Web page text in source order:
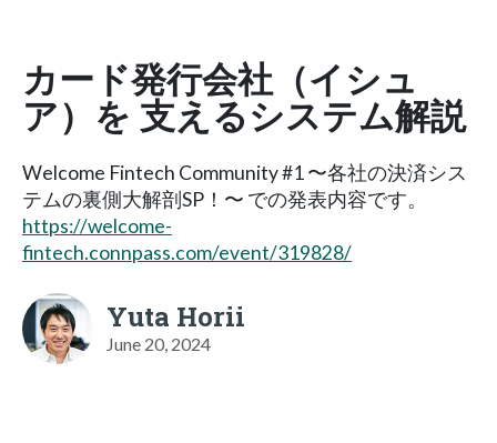
カード発行会社（イシュ
ア）を 支えるシステム解説
Welcome Fintech Community #1 〜各社の決済シス
テムの裏側大解剖SP！〜 での発表内容です。
https://welcome-
fintech.connpass.com/event/319828/
Yuta Horii
June 20, 2024